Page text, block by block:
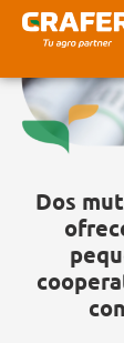
contenido
Dos